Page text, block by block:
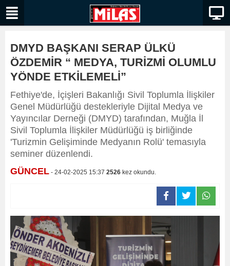
DMYD BAŞKANI SERAP ÜLKÜ
ÖZDEMİR “ MEDYA, TURİZMİ OLUMLU
YÖNDE ETKİLEMELİ”
Fethiye'de, İçişleri Bakanlığı Sivil Toplumla İlişkiler
Genel Müdürlüğü destekleriyle Dijital Medya ve
Yayıncılar Derneği (DMYD) tarafından, Muğla İl
Sivil Toplumla İlişkiler Müdürlüğü iş birliğinde
'Turizmin Gelişiminde Medyanın Rolü' temasıyla
seminer düzenlendi.
GÜNCEL - 24-02-2025 15:37 2526 kez okundu.